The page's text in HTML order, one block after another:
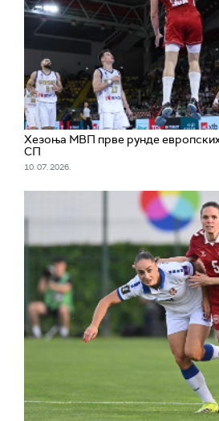
Хезоња МВП прве рунде европских
СП
10. 07. 2026.